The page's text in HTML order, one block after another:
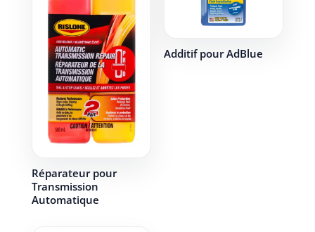
Réparateur pour
Transmission
Automatique
Additif pour AdBlue